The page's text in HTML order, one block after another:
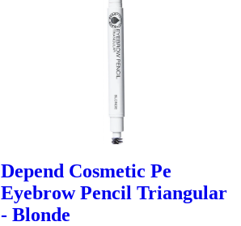
Depend Cosmetic Pe
Eyebrow Pencil Triangular
- Blonde